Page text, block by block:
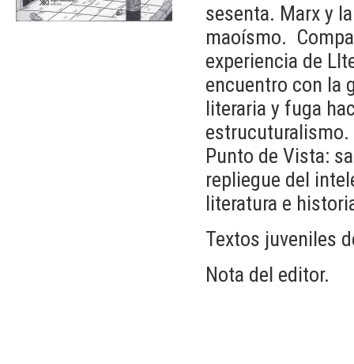
sesenta. Marx y
maoísmo.
experiencia de
encuentro con la
literaria y fuga
Punto de Vista:
repliegue del
literatura e
Textos juveniles
Nota del editor.